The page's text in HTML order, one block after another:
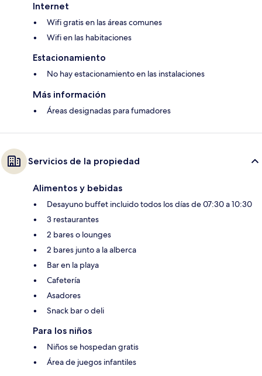
Internet
Wifi gratis en las áreas comunes
Wifi en las habitaciones
Estacionamiento
No hay estacionamiento en las instalaciones
Más información
Áreas designadas para fumadores
Servicios de la propiedad
Alimentos y bebidas
Desayuno buffet incluido todos los días de 07:30 a 10:30
3 restaurantes
2 bares o lounges
2 bares junto a la alberca
Bar en la playa
Cafetería
Asadores
Snack bar o deli
Para los niños
Niños se hospedan gratis
Área de juegos infantiles